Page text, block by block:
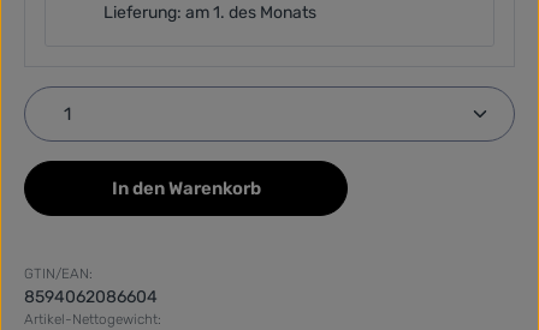
Lieferung: am 1. des Monats
Produkt Anzahl: Gib den gewünschten Wert ein
In den Warenkorb
GTIN/EAN:
8594062086604
Artikel-Nettogewicht: